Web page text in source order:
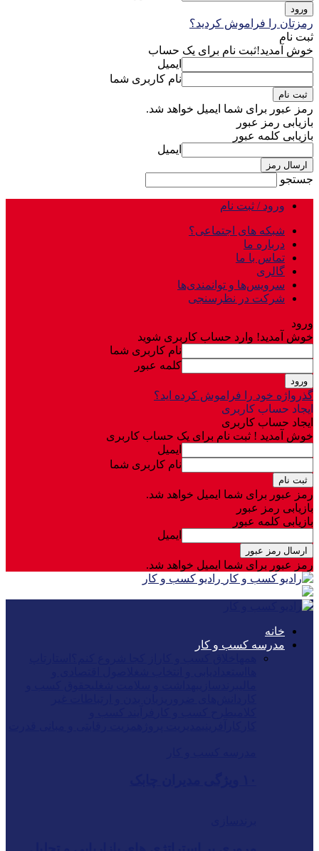
رمزتان را فراموش کردید؟
ثبت نام
خوش آمدید!ثبت نام برای یک حساب
ایمیل
نام کاربری شما
رمز عبور برای شما ایمیل خواهد شد.
بازیابی رمز عبور
بازیابی کلمه عبور
ایمیل
جستجو
ورود / ثبت نام
شبکه های اجتماعی؟
درباره ما
تماس با ما
گالری
سرویس‌ها و توانمندی‌ها
شرکت در نظرسنجی
ورود
خوش آمدید! وارد حساب کاربری شوید
نام کاربری شما
کلمه عبور
گذرواژه خود را فراموش کرده اید؟
ایجاد حساب کاربری
ایجاد حساب کاربری
خوش آمدید ! ثبت نام برای یک حساب کاربری
ایمیل
نام کاربری شما
رمز عبور برای شما ایمیل خواهد شد.
بازیابی رمز عبور
بازیابی کلمه عبور
ایمیل
رمز عبور برای شما ایمیل خواهد شد.
رادیو کسب و کار
خانه
مدرسه کسب و کار